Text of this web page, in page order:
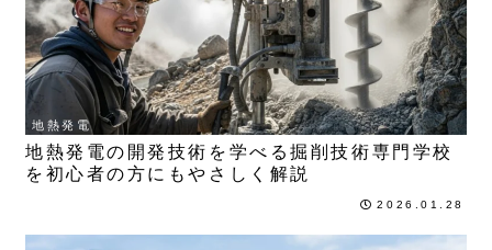
地熱発電
地熱発電の開発技術を学べる掘削技術専門学校
を初心者の方にもやさしく解説
2026.01.28